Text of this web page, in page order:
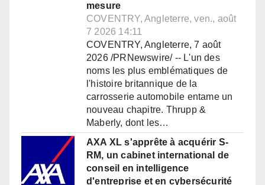
mesure
COVENTRY, Angleterre, ven., août
7 2026 14:11
COVENTRY, Angleterre, 7 août
2026 /PRNewswire/ -- L'un des
noms les plus emblématiques de
l'histoire britannique de la
carrosserie automobile entame un
nouveau chapitre. Thrupp &
Maberly, dont les…
AXA XL s'apprête à acquérir S-
RM, un cabinet international de
conseil en intelligence
d'entreprise et en cybersécurité